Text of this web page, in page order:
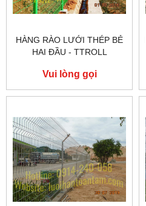
HÀNG RÀO LƯỚI THÉP BẺ
HAI ĐẦU - TTROLL
Vui lòng gọi